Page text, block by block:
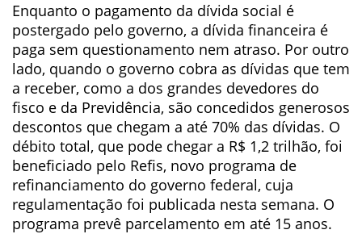
Enquanto o pagamento da dívida social é
postergado pelo governo, a dívida financeira é
paga sem questionamento nem atraso. Por outro
lado, quando o governo cobra as dívidas que tem
a receber, como a dos grandes devedores do
fisco e da Previdência, são concedidos generosos
descontos que chegam a até 70% das dívidas. O
débito total, que pode chegar a R$ 1,2 trilhão, foi
beneficiado pelo Refis, novo programa de
refinanciamento do governo federal, cuja
regulamentação foi publicada nesta semana. O
programa prevê parcelamento em até 15 anos.